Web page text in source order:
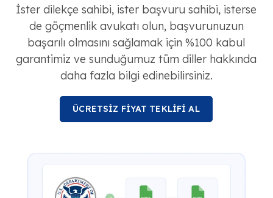
İster dilekçe sahibi, ister başvuru sahibi, isterse
de göçmenlik avukatı olun, başvurunuzun
başarılı olmasını sağlamak için %100 kabul
garantimiz ve sunduğumuz tüm diller hakkında
daha fazla bilgi edinebilirsiniz.
ÜCRETSİZ FİYAT TEKLİFİ AL